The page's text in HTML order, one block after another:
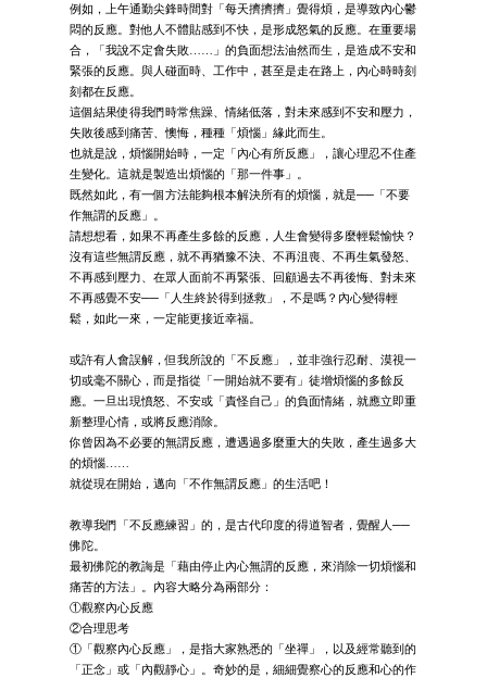
例如，上午通勤尖鋒時間對「每天擠擠擠」覺得煩，是導致內心鬱
悶的反應。對他人不體貼感到不快，是形成怒氣的反應。在重要場
合，「我說不定會失敗……」的負面想法油然而生，是造成不安和
緊張的反應。與人碰面時、工作中，甚至是走在路上，內心時時刻
刻都在反應。
這個結果使得我們時常焦躁、情緒低落，對未來感到不安和壓力，
失敗後感到痛苦、懊悔，種種「煩惱」緣此而生。
也就是說，煩惱開始時，一定「內心有所反應」，讓心理忍不住產
生變化。這就是製造出煩惱的「那一件事」。
既然如此，有一個方法能夠根本解決所有的煩惱，就是──「不要
作無謂的反應」。
請想想看，如果不再產生多餘的反應，人生會變得多麼輕鬆愉快？
沒有這些無謂反應，就不再猶豫不決、不再沮喪、不再生氣發怒、
不再感到壓力、在眾人面前不再緊張、回顧過去不再後悔、對未來
不再感覺不安──「人生終於得到拯救」，不是嗎？內心變得輕
鬆，如此一來，一定能更接近幸福。
或許有人會誤解，但我所說的「不反應」，並非強行忍耐、漠視一
切或毫不關心，而是指從「一開始就不要有」徒增煩惱的多餘反
應。一旦出現憤怒、不安或「責怪自己」的負面情緒，就應立即重
新整理心情，或將反應消除。
你曾因為不必要的無謂反應，遭遇過多麼重大的失敗，產生過多大
的煩惱……
就從現在開始，邁向「不作無謂反應」的生活吧！
教導我們「不反應練習」的，是古代印度的得道智者，覺醒人──
佛陀。
最初佛陀的教誨是「藉由停止內心無謂的反應，來消除一切煩惱和
痛苦的方法」。內容大略分為兩部分：
①觀察內心反應
②合理思考
①「觀察內心反應」，是指大家熟悉的「坐禪」，以及經常聽到的
「正念」或「內觀靜心」。奇妙的是，細細覺察心的反應和心的作